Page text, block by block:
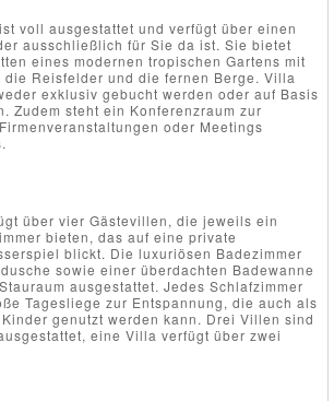
voll ausgestattet und verfügt über einen
ausschließlich für Sie da ist. Sie bietet
eines modernen tropischen Gartens mit
die Reisfelder und die fernen Berge. Villa
exklusiv gebucht werden oder auf Basis
Zudem steht ein Konferenzraum zur
oder Meetings
über vier Gästevillen, die jeweils ein
bieten, das auf eine private
blickt. Die luxuriösen Badezimmer
sowie einer überdachten Badewanne
ausgestattet. Jedes Schlafzimmer
Tagesliege zur Entspannung, die auch als
genutzt werden kann. Drei Villen sind
eine Villa verfügt über zwei